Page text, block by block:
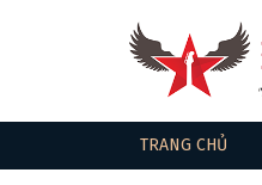
TRANG CHỦ